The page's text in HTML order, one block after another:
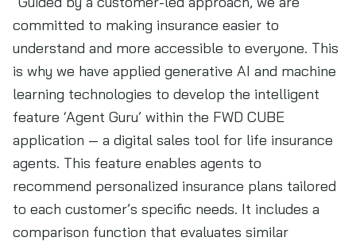
committed to making insurance easier to
understand and more accessible to everyone. This
is why we have applied generative AI and machine
learning technologies to develop the intelligent
feature ‘Agent Guru’ within the FWD CUBE
application — a digital sales tool for life insurance
agents. This feature enables agents to
recommend personalized insurance plans tailored
to each customer’s specific needs. It includes a
comparison function that evaluates similar